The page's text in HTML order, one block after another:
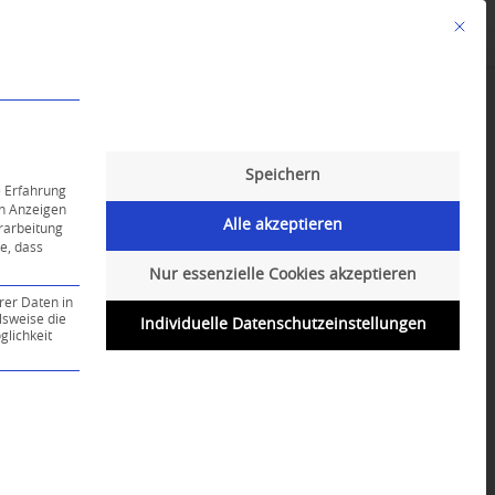
Mit
Erfahrung
Anzeigen
dass
Daten in
die
ist essenziell und kann nicht abgewählt
Speichern
Alle akzeptieren
Nur essenzielle Cookies akzeptieren
Individuelle Datenschutzeinstellungen